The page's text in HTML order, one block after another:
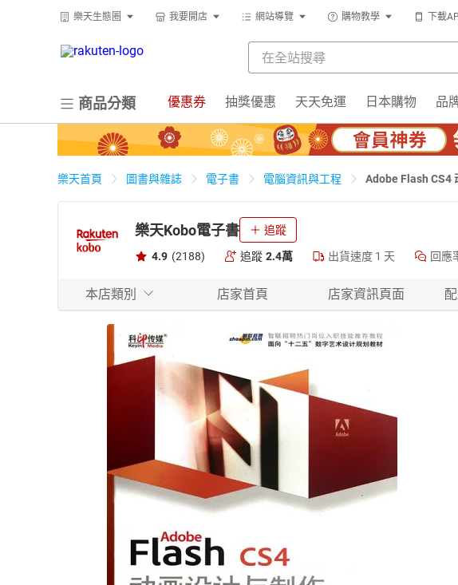
樂天生態圈 我要開店 網站導覽 購物教學 下載
商品分類 優惠券 抽獎優惠 天天免運 日本購物 品
樂天首頁 圖書與雜誌 電子書 電腦資訊與工程 Adobe Flash CS4
樂天Kobo電子書 追蹤
4.9 (2188) 追蹤 2.4萬 出貨速度 1 天 回應
本店類別 店家首頁 店家資訊頁面